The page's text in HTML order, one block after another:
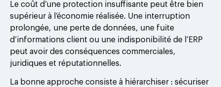
Le coût d’une protection insuffisante peut être bien
supérieur à l’économie réalisée. Une interruption
prolongée, une perte de données, une fuite
d’informations client ou une indisponibilité de l’ERP
peut avoir des conséquences commerciales,
juridiques et réputationnelles.
La bonne approche consiste à hiérarchiser : sécuriser